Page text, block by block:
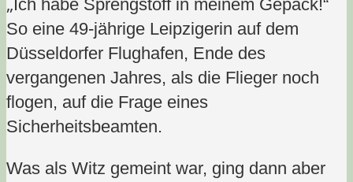
Ich habe Sprengstoff in meinem Gepäck!“
So eine 49-jährige Leipzigerin auf dem
Düsseldorfer Flughafen, Ende des
vergangenen Jahres, als die Flieger noch
flogen, auf die Frage eines
Sicherheitsbeamten.
Was als Witz gemeint war, ging dann aber